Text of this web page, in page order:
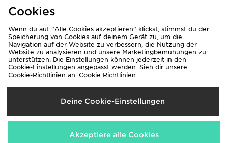
Lieferung Nach
Deutschland
Wir akzeptieren folgende Zahlungsmethoden
Cookies
Wenn du auf "Alle Cookies akzeptieren" klickst, stimmst du der
Speicherung von Cookies auf deinem Gerät zu, um die
Navigation auf der Website zu verbessern, die Nutzung der
Website zu analysieren und unsere Marketingbemühungen zu
unterstützen. Die Einstellungen können jederzeit in den
Cookie-Einstellungen angepasst werden. Sieh dir unsere
Cookie-Richtlinien an. Cookie Richtlinien
Deine Cookie-Einstellungen
Akzeptiere alle Cookies